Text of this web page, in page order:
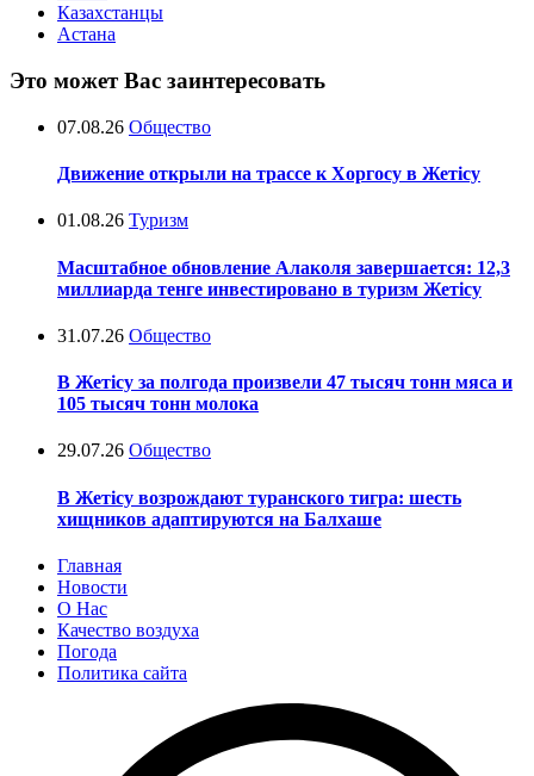
Казахстанцы
Астана
Это может Вас заинтересовать
07.08.26 Общество
Движение открыли на трассе к Хоргосу в Жетісу
01.08.26 Туризм
Масштабное обновление Алаколя завершается: 12,3
миллиарда тенге инвестировано в туризм Жетісу
31.07.26 Общество
В Жетісу за полгода произвели 47 тысяч тонн мяса и
105 тысяч тонн молока
29.07.26 Общество
В Жетісу возрождают туранского тигра: шесть
хищников адаптируются на Балхаше
Главная
Новости
О Нас
Качество воздуха
Погода
Политика сайта